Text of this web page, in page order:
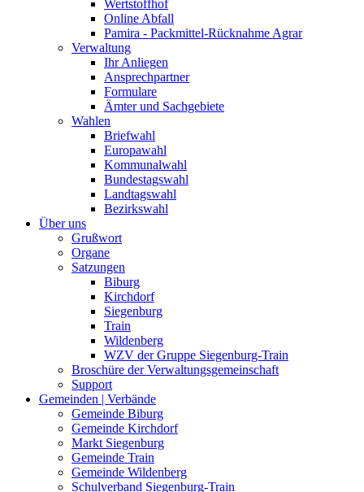
Wertstoffhof
Online Abfall
Pamira - Packmittel-Rücknahme Agrar
Verwaltung
Ihr Anliegen
Ansprechpartner
Formulare
Ämter und Sachgebiete
Wahlen
Briefwahl
Europawahl
Kommunalwahl
Bundestagswahl
Landtagswahl
Bezirkswahl
Über uns
Grußwort
Organe
Satzungen
Biburg
Kirchdorf
Siegenburg
Train
Wildenberg
WZV der Gruppe Siegenburg-Train
Broschüre der Verwaltungsgemeinschaft
Support
Gemeinden | Verbände
Gemeinde Biburg
Gemeinde Kirchdorf
Markt Siegenburg
Gemeinde Train
Gemeinde Wildenberg
Schulverband Siegenburg-Train